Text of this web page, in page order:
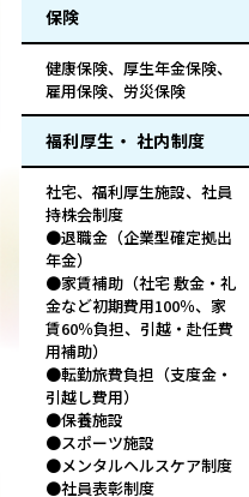
保険
健康保険、厚生年金保険、
雇用保険、労災保険
福利厚生・ 社内制度
社宅、福利厚生施設、社員
持株会制度
●退職金（企業型確定拠出
年金）
●家賃補助（社宅 敷金・礼
金など初期費用100％、家
賃60％負担、引越・赴任費
用補助）
●転勤旅費負担（支度金・
引越し費用）
●保養施設
●スポーツ施設
●メンタルヘルスケア制度
●社員表彰制度